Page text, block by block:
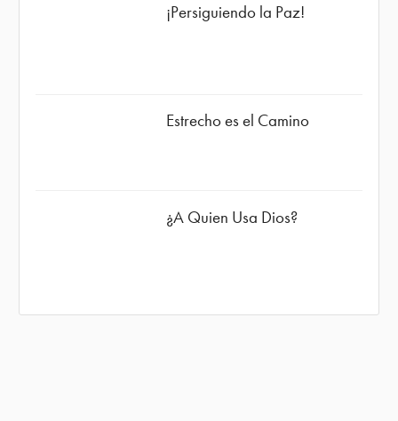
¡Persiguiendo la Paz!
Estrecho es el Camino
¿A Quien Usa Dios?